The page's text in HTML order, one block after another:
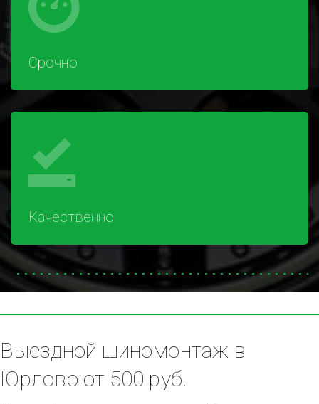
Срочно
Качественно
Выездной шиномонтаж в
Юрлово от 500 руб.